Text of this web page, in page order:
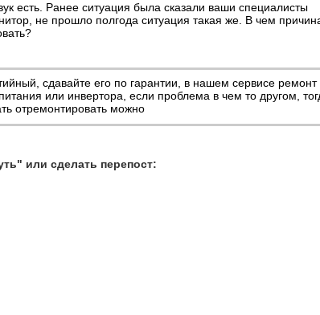
есть. Ранее ситуация была сказали ваши специалисты
не прошло полгода ситуация такая же. В чем
сдавайте его по гарантии, в нашем сервисе ремонт
или инвертора, если проблема в чем то другом,
отремонтировать можно
или сделать перепост: